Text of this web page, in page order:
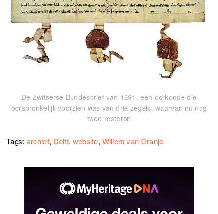
De Zwitserse Bundesbrief van 1291, een oorkonde die
oorspronkelijk voorzien was van drie zegels, waarvan nu nog
twee resteren
Tags: archief, Delft, website,Willem van Oranje